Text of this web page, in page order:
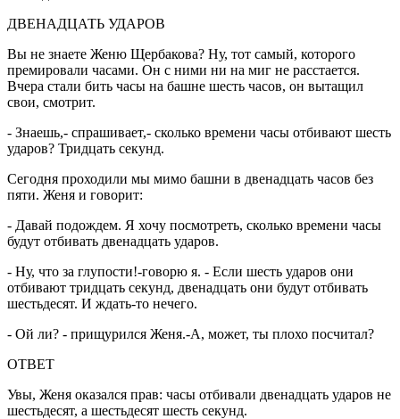
ДВЕНАДЦАТЬ УДАРОВ
Вы не знаете Женю Щербакова? Ну, тот самый, которого
премировали часами. Он с ними ни на миг не расстается.
Вчера стали бить часы на башне шесть часов, он вытащил
свои, смотрит.
- Знаешь,- спрашивает,- сколько времени часы отбивают шесть
ударов? Тридцать секунд.
Сегодня проходили мы мимо башни в двенадцать часов без
пяти. Женя и говорит:
- Давай подождем. Я хочу посмотреть, сколько времени часы
будут отбивать двенадцать ударов.
- Ну, что за глупости!-говорю я. - Если шесть ударов они
отбивают тридцать секунд, двенадцать они будут отбивать
шестьдесят. И ждать-то нечего.
- Ой ли? - прищурился Женя.-А, может, ты плохо посчитал?
ОТВЕТ
Увы, Женя оказался прав: часы отбивали двенадцать ударов не
шестьдесят, а шестьдесят шесть секунд.